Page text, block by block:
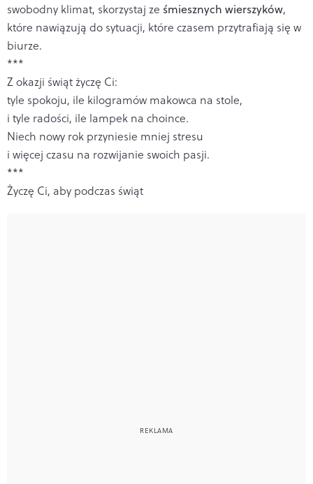
swobodny klimat, skorzystaj ze śmiesznych wierszyków,
które nawiązują do sytuacji, które czasem przytrafiają się w
biurze.
***
Z okazji świąt życzę Ci:
tyle spokoju, ile kilogramów makowca na stole,
i tyle radości, ile lampek na choince.
Niech nowy rok przyniesie mniej stresu
i więcej czasu na rozwijanie swoich pasji.
***
Życzę Ci, aby podczas świąt